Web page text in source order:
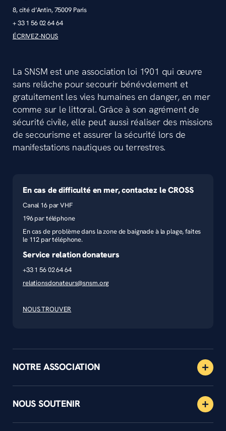
8, cité d’Antin, 75009 Paris
+ 33 1 56 02 64 64
ÉCRIVEZ-NOUS
La SNSM est une association loi 1901 qui œuvre
sans relâche pour secourir bénévolement et
gratuitement les vies humaines en danger, en mer
comme sur le littoral. Grâce à son agrément de
sécurité civile, elle peut aussi réaliser des missions
de secourisme et assurer la sécurité lors de
manifestations nautiques ou terrestres.
En cas de difficulté en mer, contactez le CROSS
Canal 16 par VHF
196 par téléphone
En cas de problème dans la zone de baignade à la plage, faites
le 112 par téléphone.
Service relation donateurs
+33 1 56 02 64 64
relationsdonateurs@snsm.org
NOUS TROUVER
NOTRE ASSOCIATION
NOUS SOUTENIR